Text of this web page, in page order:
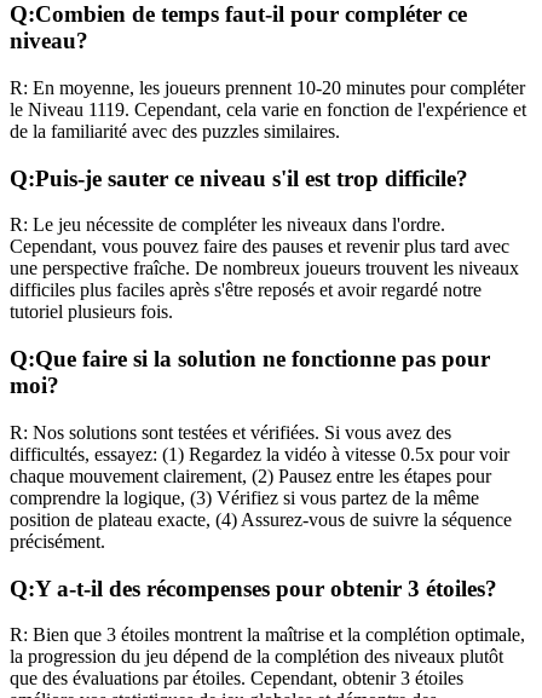
Q:Combien de temps faut-il pour compléter ce
niveau?
R: En moyenne, les joueurs prennent 10-20 minutes pour compléter
le Niveau 1119. Cependant, cela varie en fonction de l'expérience et
de la familiarité avec des puzzles similaires.
Q:Puis-je sauter ce niveau s'il est trop difficile?
R: Le jeu nécessite de compléter les niveaux dans l'ordre.
Cependant, vous pouvez faire des pauses et revenir plus tard avec
une perspective fraîche. De nombreux joueurs trouvent les niveaux
difficiles plus faciles après s'être reposés et avoir regardé notre
tutoriel plusieurs fois.
Q:Que faire si la solution ne fonctionne pas pour
moi?
R: Nos solutions sont testées et vérifiées. Si vous avez des
difficultés, essayez: (1) Regardez la vidéo à vitesse 0.5x pour voir
chaque mouvement clairement, (2) Pausez entre les étapes pour
comprendre la logique, (3) Vérifiez si vous partez de la même
position de plateau exacte, (4) Assurez-vous de suivre la séquence
précisément.
Q:Y a-t-il des récompenses pour obtenir 3 étoiles?
R: Bien que 3 étoiles montrent la maîtrise et la complétion optimale,
la progression du jeu dépend de la complétion des niveaux plutôt
que des évaluations par étoiles. Cependant, obtenir 3 étoiles